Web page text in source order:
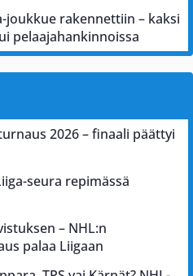
joukkue rakennettiin – kaksi
pelaajahankinnoissa
2026 – finaali päättyi
seura repimässä
– NHL:n
palaa Liigaan